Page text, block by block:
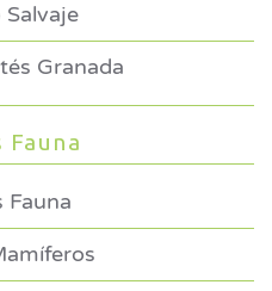
Salvaje
Granada
Fauna
Fauna